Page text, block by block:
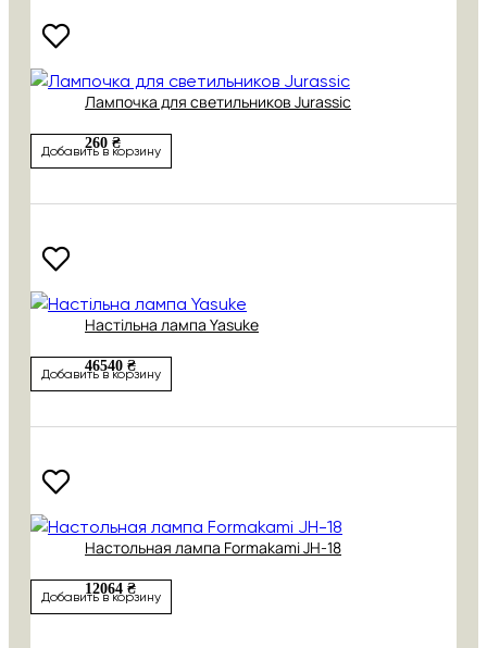
Лампочка для светильников Jurassic
260 ₴
Добавить в корзину
Настільна лампа Yasuke
46540 ₴
Добавить в корзину
Настольная лампа Formakami JH-18
12064 ₴
Добавить в корзину